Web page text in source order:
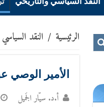
الرئيسية / النقد
الأمير الوصي
أ.د. سيّار الجَميل